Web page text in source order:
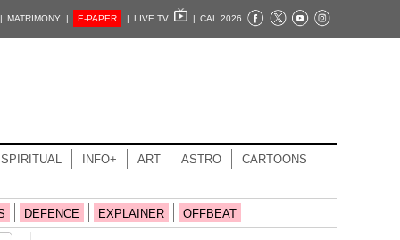
MATRIMONY | E-PAPER | LIVE TV | CAL 2026
SPIRITUAL INFO+ ART ASTRO CARTOONS
DEFENCE EXPLAINER OFFBEAT